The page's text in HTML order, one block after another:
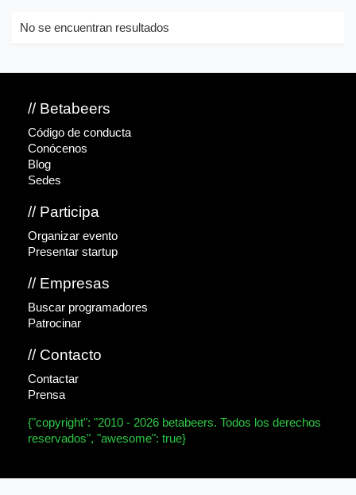
No se encuentran resultados
// Betabeers
Código de conducta
Conócenos
Blog
Sedes
// Participa
Organizar evento
Presentar startup
// Empresas
Buscar programadores
Patrocinar
// Contacto
Contactar
Prensa
{"copyright": "2010 - 2026 betabeers. Todos los derechos
reservados", "awesome": true}